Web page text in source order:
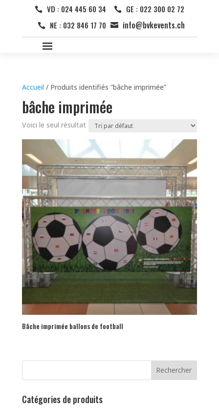
 VD : 024 445 60 34  GE : 022 300 02 72
 NE : 032 846 17 70  info@bvkevents.ch
Accueil / Produits identifiés “bâche imprimée”
bâche imprimée
Voici le seul résultat
Bâche imprimée ballons de football
Rechercher
Catégories de produits